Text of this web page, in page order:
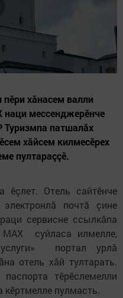
пӗри хăнасем валли
наци мессенджерӗнче
Туризмпа патшалăх
хăйсем килмесӗрех
пултараççӗ.
ӗçлет. Отель сайтӗнче
почтă çине
сервисне ссылкăпа
MAX суйласа илмелле,
портал урлă
отель хăй тултарать.
тӗрӗслемелли
пулмасть.